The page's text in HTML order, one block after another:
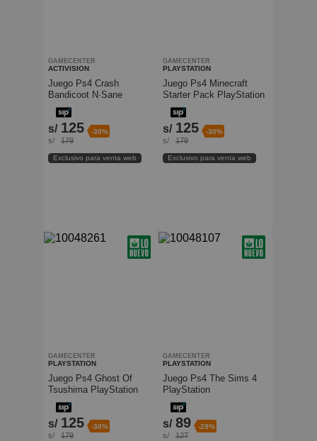
GAMECENTER
ACTIVISION
Juego Ps4 Crash
Bandicoot N·Sane
Trilogy 2 Bonus Levels
s/ 125 -30%
s/ 179
Exclusivo para venta web
GAMECENTER
PLAYSTATION
Juego Ps4 Minecraft
Starter Pack PlayStation
s/ 125 -30%
s/ 179
Exclusivo para venta web
GAMECENTER
PLAYSTATION
Juego Ps4 Ghost Of
Tsushima PlayStation
s/ 125 -30%
s/ 179
GAMECENTER
PLAYSTATION
Juego Ps4 The Sims 4
PlayStation
s/ 89 -29%
s/ 127